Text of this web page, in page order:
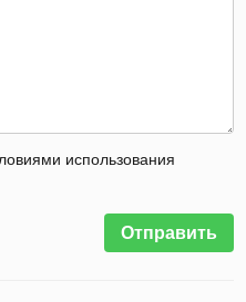
использования
Отправить